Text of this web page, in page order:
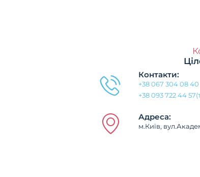
Контакти:
+38 067 304 08 40
+38 093 722 44
Адреса:
м.Київ,